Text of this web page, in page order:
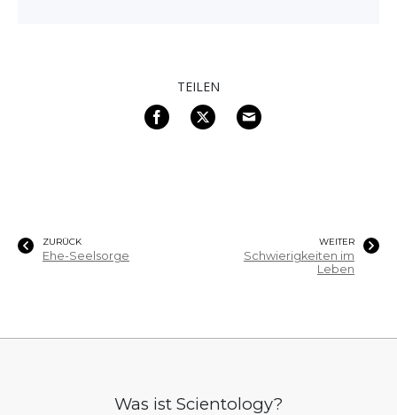
TEILEN
ZURÜCK
Ehe-Seelsorge
WEITER
Schwierigkeiten im
Leben
Was ist Scientology?